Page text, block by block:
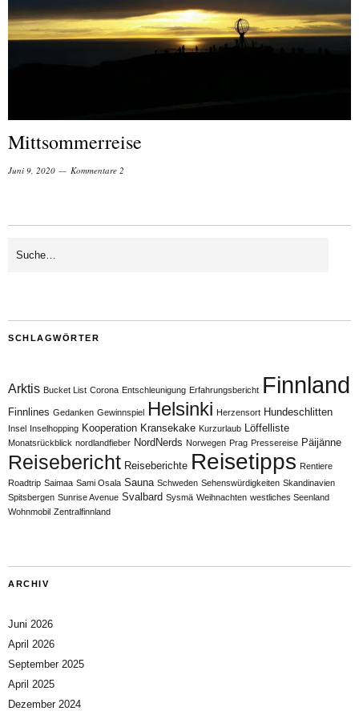
Mittsommerreise
Juni 9, 2020 Kommentare 2
SCHLAGWÖRTER
Arktis Bucket List Corona Entschleunigung Erfahrungsbericht Finnland
Finnlines Gedanken Gewinnspiel Helsinki Herzensort Hundeschlitten
Insel Inselhopping Kooperation Kransekake Kurzurlaub Löffelliste
Monatsrückblick nordlandfieber NordNerds Norwegen Prag Pressereise Päijänne
Reisebericht Reiseberichte Reisetipps Rentiere
Roadtrip Saimaa Sami Osala Sauna Schweden Sehenswürdigkeiten Skandinavien
Spitsbergen Sunrise Avenue Svalbard Sysmä Weihnachten westliches Seenland
Wohnmobil Zentralfinnland
ARCHIV
Juni 2026
April 2026
September 2025
April 2025
Dezember 2024